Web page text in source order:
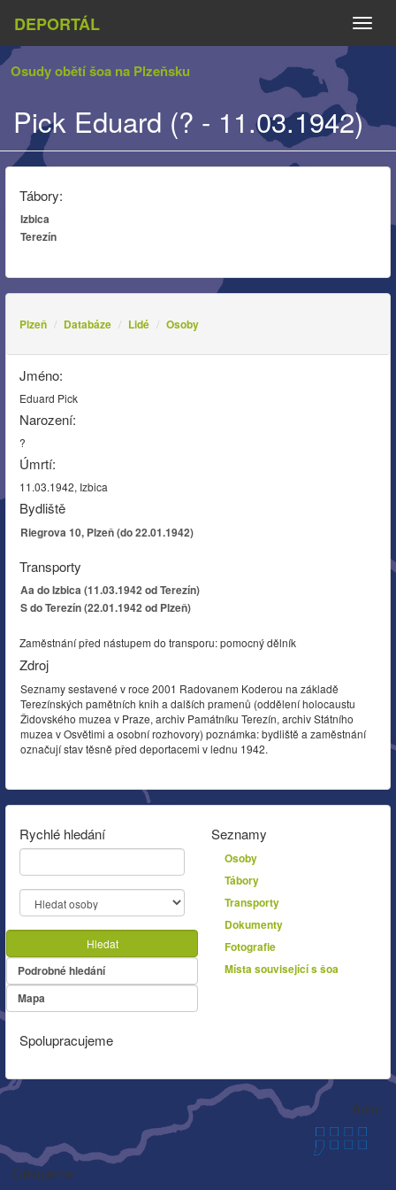
DEPORTÁL
Osudy obětí šoa na Plzeňsku
Pick Eduard (? - 11.03.1942)
Tábory:
Izbica
Terezín
Plzeň Databáze Lidé Osoby
Jméno:
Eduard Pick
Narození:
?
Úmrtí:
11.03.1942, Izbica
Bydliště
Riegrova 10, Plzeň (do 22.01.1942)
Transporty
Aa do Izbica (11.03.1942 od Terezín)
S do Terezín (22.01.1942 od Plzeň)
Zaměstnání před nástupem do transporu: pomocný dělník
Zdroj
Seznamy sestavené v roce 2001 Radovanem Koderou na základě
Terezínských pamětních knih a dalších pramenů (oddělení holocaustu
Židovského muzea v Praze, archiv Památníku Terezín, archiv Státního
muzea v Osvětimi a osobní rozhovory) poznámka: bydliště a zaměstnání
označují stav těsně před deportacemi v lednu 1942.
Rychlé hledání
Hledat
Podrobné hledání
Mapa
Seznamy
Osoby
Tábory
Transporty
Dokumenty
Fotografie
Místa související s šoa
Spolupracujeme
Autor
Děkujeme